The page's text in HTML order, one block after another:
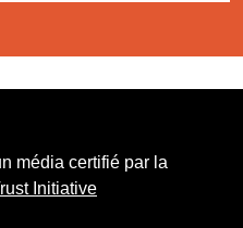
média certifié par la
Initiative